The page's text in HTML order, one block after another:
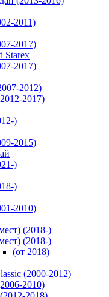
2011)
2017)
Starex
2017)
2012)
2017)
)
2015)
)
)
2010)
(2018-)
(2018-)
(от 2018)
(2000-2012)
2010)